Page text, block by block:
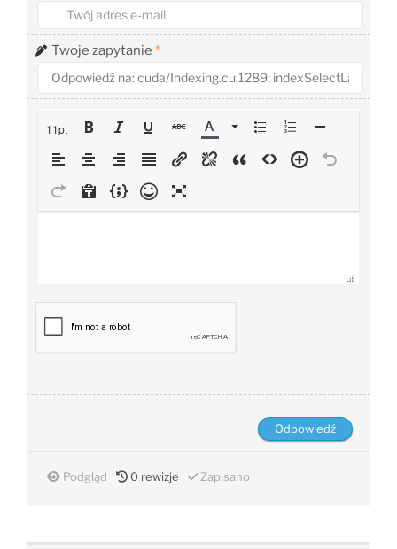
Twoje zapytanie *
11pt
Podgląd 0 rewizje Zapisano